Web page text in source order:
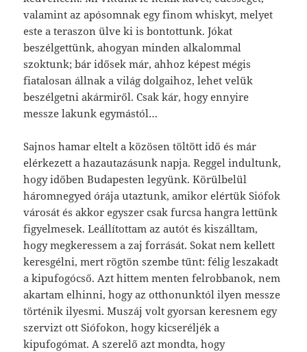
valamint az apósomnak egy finom whiskyt, melyet
este a teraszon ülve ki is bontottunk. Jókat
beszélgettünk, ahogyan minden alkalommal
szoktunk; bár idősek már, ahhoz képest mégis
fiatalosan állnak a világ dolgaihoz, lehet velük
beszélgetni akármiről. Csak kár, hogy ennyire
messze lakunk egymástól…
Sajnos hamar eltelt a közösen töltött idő és már
elérkezett a hazautazásunk napja. Reggel indultunk,
hogy időben Budapesten legyünk. Körülbelül
háromnegyed órája utaztunk, amikor elértük Siófok
városát és akkor egyszer csak furcsa hangra lettünk
figyelmesek. Leállítottam az autót és kiszálltam,
hogy megkeressem a zaj forrását. Sokat nem kellett
keresgélni, mert rögtön szembe tűnt: félig leszakadt
a kipufogócső. Azt hittem menten felrobbanok, nem
akartam elhinni, hogy az otthonunktól ilyen messze
történik ilyesmi. Muszáj volt gyorsan keresnem egy
szervizt ott Siófokon, hogy kicseréljék a
kipufogómat. A szerelő azt mondta, hogy